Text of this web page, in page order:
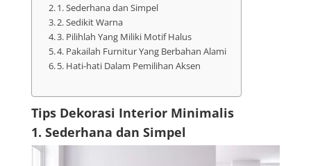
1. Sederhana dan Simpel
2. Sedikit Warna
3. Pilihlah Yang Miliki Motif Halus
4. Pakailah Furnitur Yang Berbahan Alami
5. Hati-hati Dalam Pemilihan Aksen
Tips Dekorasi Interior Minimalis
1. Sederhana dan Simpel